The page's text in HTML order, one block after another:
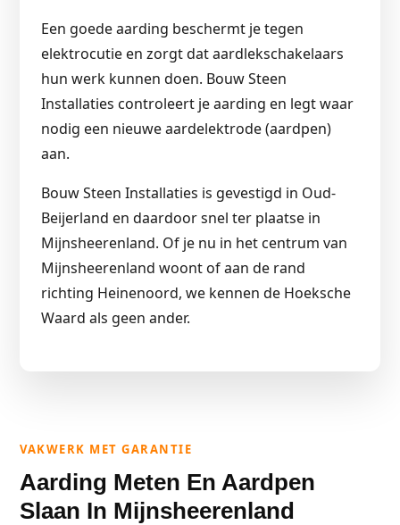
Een goede aarding beschermt je tegen
elektrocutie en zorgt dat aardlekschakelaars
hun werk kunnen doen. Bouw Steen
Installaties controleert je aarding en legt waar
nodig een nieuwe aardelektrode (aardpen)
aan.
Bouw Steen Installaties is gevestigd in Oud-
Beijerland en daardoor snel ter plaatse in
Mijnsheerenland. Of je nu in het centrum van
Mijnsheerenland woont of aan de rand
richting Heinenoord, we kennen de Hoeksche
Waard als geen ander.
VAKWERK MET GARANTIE
Aarding Meten En Aardpen
Slaan In Mijnsheerenland